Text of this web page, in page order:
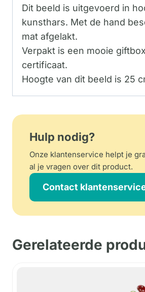
Dit beeld is uitgevoerd in
kunsthars. Met de hand
mat afgelakt.
Verpakt is een mooie
certificaat.
Hoogte van dit beeld is 25
Hulp nodig?
Onze klantenservice helpt je
al je vragen over dit product.
Contact
Gerelateerde